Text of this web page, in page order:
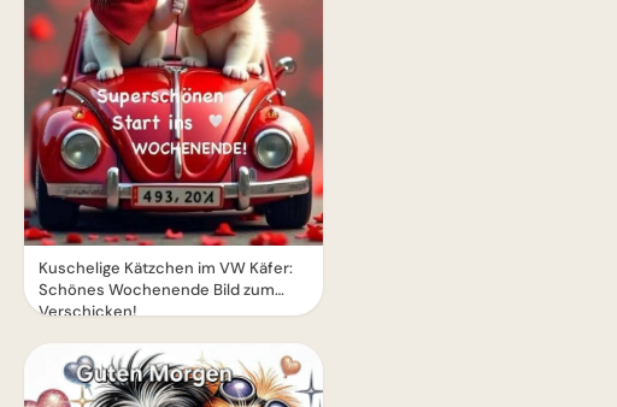
Kuschelige Kätzchen im VW Käfer:
Schönes Wochenende Bild zum
Verschicken!